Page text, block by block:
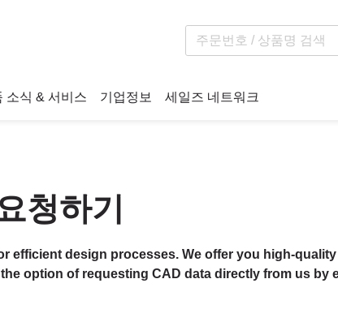
소식 & 서비스 기업정보 세일즈 네트워크
청하기
efficient design processes. We offer you high-
option of requesting CAD data directly from us by